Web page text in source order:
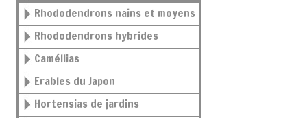
Rhododendrons nains et moyens
Rhododendrons hybrides
Caméllias
Erables du Japon
Hortensias de jardins